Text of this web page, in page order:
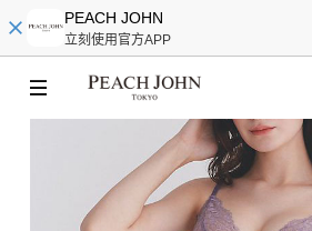
PEACH JOHN
立刻使用官方APP